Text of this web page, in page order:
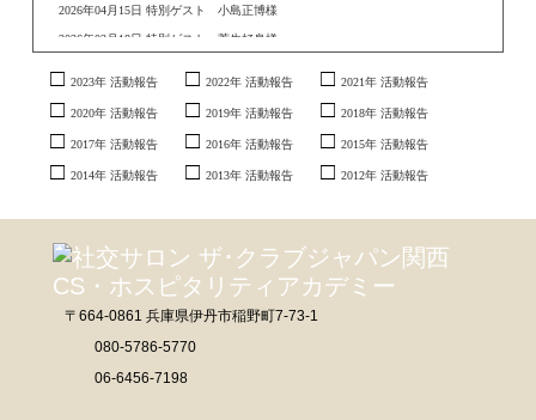
2026年04月15日 特別ゲスト 小島正博様
2026年03月18日 特別ゲスト 菅生好身様
四郎様、奥眞理子様、平野郷三角様、野村真希様、ジョン・道阪様
2025年11月19日 特別ゲスト 桜花昇ぼる様
2025年08月20日 特別ゲスト 宮田博文様
2025年07月16日 特別ゲスト 一般社団法人 関西ウクライナ友好協会様
2025年06月18日 特別ゲスト 森日和様、友情ゲスト 山本恭裕様
2025年05月21日 特別ゲスト 黒田クロ様、友情ゲスト 恍多様
2025年04月16日 特別ゲスト 露の団四郎様
2023年 活動報告 2022年 活動報告 2021年 活動報告
2020年 活動報告 2019年 活動報告 2018年 活動報告
2017年 活動報告 2016年 活動報告 2015年 活動報告
2014年 活動報告 2013年 活動報告 2012年 活動報告
〒664-0861 兵庫県伊丹市稲野町7-73-1
080-5786-5770
06-6456-7198